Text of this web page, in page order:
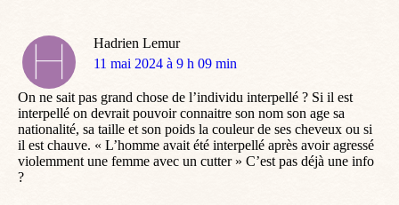
Hadrien Lemur
dit
11 mai 2024 à 9 h 09 min
On ne sait pas grand chose de l’individu interpellé ? Si il est
interpellé on devrait pouvoir connaitre son nom son age sa
nationalité, sa taille et son poids la couleur de ses cheveux ou si
il est chauve. « L’homme avait été interpellé après avoir agressé
violemment une femme avec un cutter » C’est pas déjà une info
?